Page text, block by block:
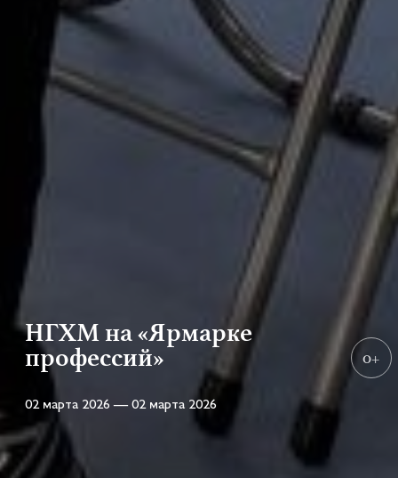
НГХМ на «Ярмарке
профессий»
02 марта 2026 — 02 марта 2026
0+